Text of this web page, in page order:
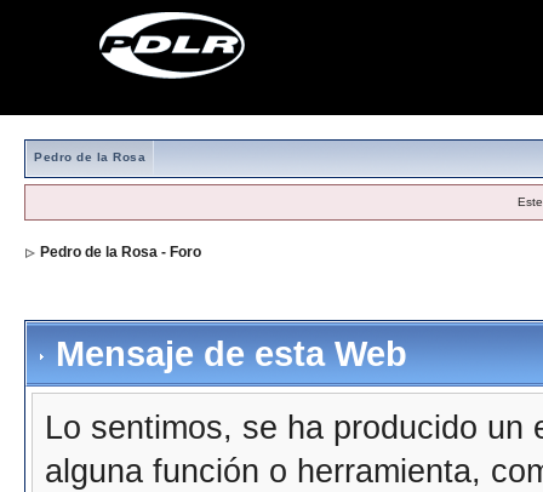
Pedro de la Rosa
Pedro de la Rosa - Foro
Mensaje de esta Web
Lo sentimos, se ha producido
alguna función o herramienta,